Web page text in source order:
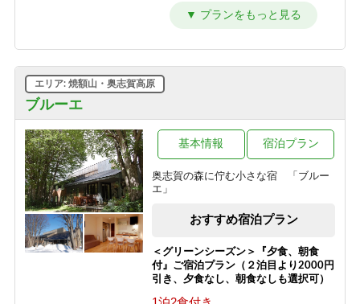
1泊2食付き
の自然の中で暮らすように過ごす【貸
切風呂付】【2食付連泊プラン】
99,999円/人/泊 ～
真夏でも快適！「真の避暑地・志賀高
原」で涼を満喫 チェックイン時26度
以上なら1ドリンクサービス
10,100円/人/泊 ～
【公式ベストレート】【エコプラン・
一泊二食付】アメニティ無しでお得で
テル
12,300円/人/泊 ～
賀高原で非日常を楽しむ◆珍しいほっ
ぽ温泉◆志賀高原◆
11,200円/人/泊 ～
ブルーエ
エリア: 焼額山・奥志賀高原
奥志賀の森に佇む小さな宿 「ブルー
エ」
基本情報 宿泊プラン
おすすめ宿泊プラン
＜グリーンシーズン＞『夕食、朝食
付』ご宿泊プラン（２泊目より2000円
引き、夕食なし、朝食なしも選択可）